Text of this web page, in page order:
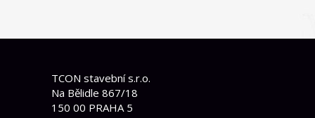
TCON stavební s.r.o.
Na Bělidle 867/18
150 00 PRAHA 5